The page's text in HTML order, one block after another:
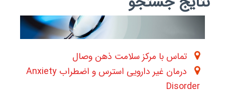
تماس با مرکز سلامت ذهن وصال
درمان غیر دارویی استرس و اضطراب Anxiety
Disorder